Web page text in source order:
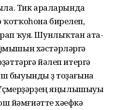
Тик араларында
бирелеп,
ҡуя. Шунлыҡтан ата-
хәстәрләргә
йәлеп итергә
быуынды үҙ тоҙағына
Үҫмерҙәрҙең яңылышыуы
йәмғиәтте хәүефкә